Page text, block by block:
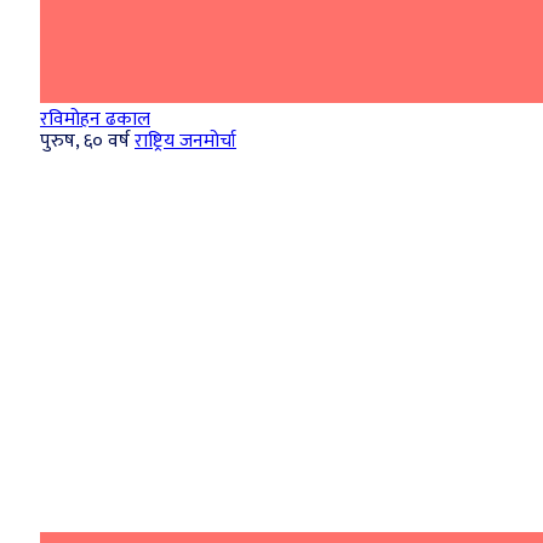
रविमोहन ढकाल
पुरुष, ६० वर्षराष्ट्रिय जनमोर्चा